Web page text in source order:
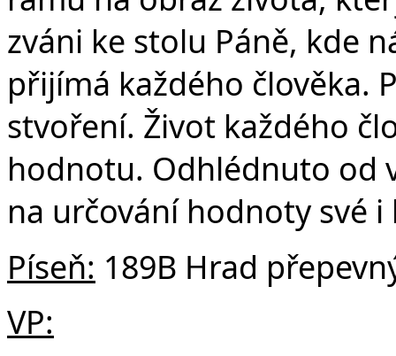
zváni ke stolu Páně, kde
přijímá každého člověka.
stvoření. Život každého
hodnotu. Odhlédnuto od
na určování hodnoty své
Píseň: 189B Hrad
VP: